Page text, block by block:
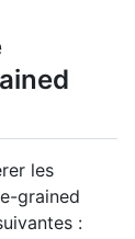
les
grained
: